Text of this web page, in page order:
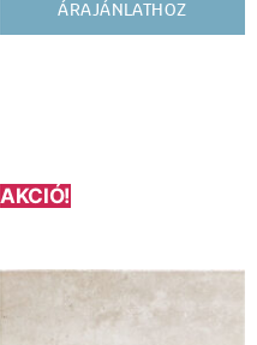
ÁRAJÁNLATHOZ
AKCIÓ!